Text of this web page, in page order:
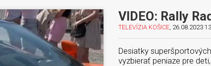
VIDEO: Rally
TELEVÍZIA KOŠICE, 26.08.2023
Desiatky
vyzbierať peniaze pre